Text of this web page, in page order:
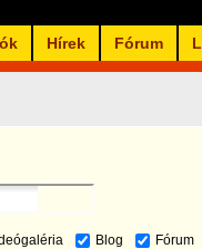
Hírek Fórum
Blog Fórum